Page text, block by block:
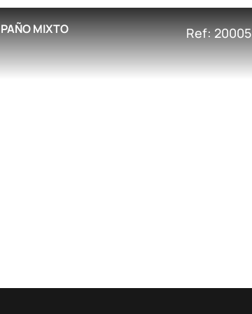
PAÑO MIXTO Ref: 20005